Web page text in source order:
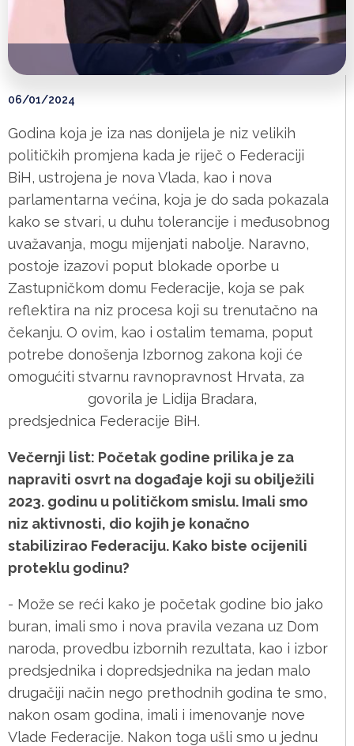
06/01/2024
Godina koja je iza nas donijela je niz velikih
političkih promjena kada je riječ o Federaciji
BiH, ustrojena je nova Vlada, kao i nova
parlamentarna većina, koja je do sada pokazala
kako se stvari, u duhu tolerancije i međusobnog
uvažavanja, mogu mijenjati nabolje. Naravno,
postoje izazovi poput blokade oporbe u
Zastupničkom domu Federacije, koja se pak
reflektira na niz procesa koji su trenutačno na
čekanju. O ovim, kao i ostalim temama, poput
potrebe donošenja Izbornog zakona koji će
omogućiti stvarnu ravnopravnost Hrvata, za
govorila je Lidija Bradara,
predsjednica Federacije BiH.
Večernji list: Početak godine prilika je za
napraviti osvrt na događaje koji su obilježili
2023. godinu u političkom smislu. Imali smo
niz aktivnosti, dio kojih je konačno
stabilizirao Federaciju. Kako biste ocijenili
proteklu godinu?
- Može se reći kako je početak godine bio jako
buran, imali smo i nova pravila vezana uz Dom
naroda, provedbu izbornih rezultata, kao i izbor
predsjednika i dopredsjednika na jedan malo
drugačiji način nego prethodnih godina te smo,
nakon osam godina, imali i imenovanje nove
Vlade Federacije. Nakon toga ušli smo u jednu